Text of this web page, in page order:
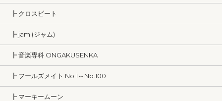
┣ クロスビート
┣ jam (ジャム)
┣ 音楽専科 ONGAKUSENKA
┣ フールズメイト No.1～No.100
┣ マーキームーン